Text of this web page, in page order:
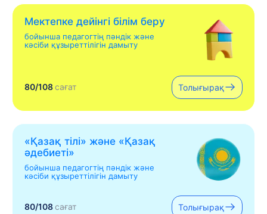
Мектепке дейінгі білім беру
бойынша педагогтің пәндік және
кәсіби құзыреттілігін дамыту
80/108сағат Толығырақ
«Қазақ тілі» жəне «Қазақ
əдебиеті»
бойынша педагогтің пәндік және
кәсіби құзыреттілігін дамыту
80/108сағат Толығырақ